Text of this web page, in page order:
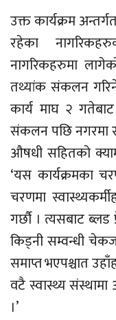
उक्त कार्यक्रम
रहेका
नागरिकहरुमा
तथ्यांक संकलन
कार्य माघ २
संकलन पछि नगरमा
औषधी सहितको
‘यस कार्यक्रमका
चरणमा
गर्छौ । त्यसबाट
किड्नी सम्वन्धी
समाप्त भएपश्चात
वटै स्वास्थ्य संस्थामा
।’